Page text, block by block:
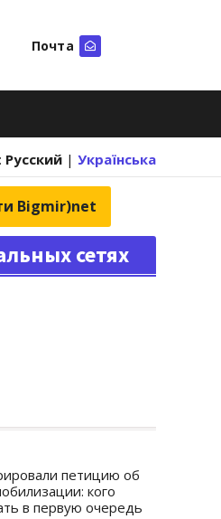
Почта
Русский | Українська
Bigmir)net
сетях
петицию об
кого
в первую очередь